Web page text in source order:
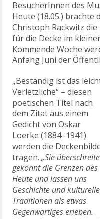
BesucherInnen des
Heute (18.05.) brachte
Christoph Rackwitz
für die Decke im
Kommende Woche
Anfang Juni der
„Beständig ist das
Verletzliche“ – diesen
poetischen Titel nach
dem Zitat aus einem
Gedicht von Oskar
Loerke (1884–1941)
werden die
tragen.„Sie
gekonnt die Grenzen des
Heute und lassen uns
Geschichte und kulturelle
Traditionen als etwas
Gegenwärtiges erleben.